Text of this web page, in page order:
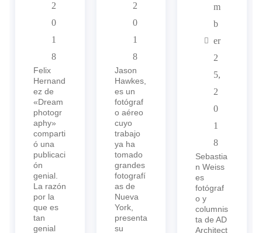
2
0
1
8
Felix
Hernand
ez de
«Dream
photogr
aphy»
comparti
ó una
publicaci
ón
genial.
La razón
por la
que es
tan
genial
2
0
1
8
Jason
Hawkes,
es un
fotógraf
o aéreo
cuyo
trabajo
ya ha
tomado
grandes
fotografí
as de
Nueva
York,
presenta
su
m
b
er
2
5,
2
0
1
8
Sebastia
n Weiss
es
fotógraf
o y
columnis
ta de AD
Architect